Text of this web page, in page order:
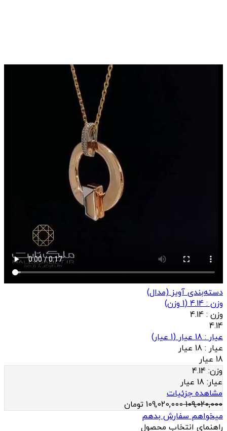
دسته‌بندی آویز (مدال)
وزن : 4.14
(
1 وزن)
وزن : 4.14
4.14
عيار : 18 عیار
(
1 عيار)
عيار : 18 عیار
18 عیار
وزن: 4.14
عيار: 18 عیار
مشاهده جزئیات
109,020,000
109,020,000 تومان
میخواهم سفارش بدهم
راهنمای انتخاب محصول